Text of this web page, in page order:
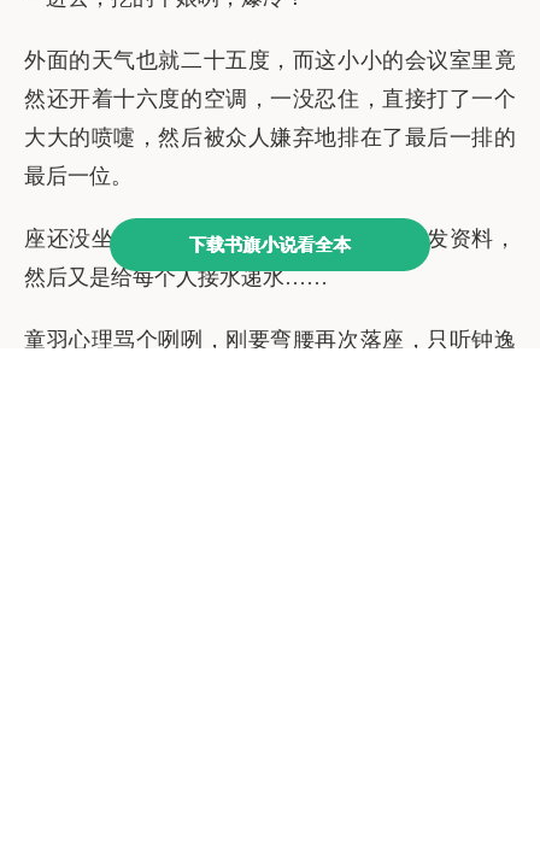
下载书旗小说看全本